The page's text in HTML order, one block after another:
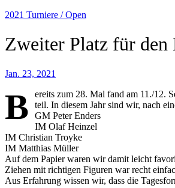
2021 Turniere / Open
Zweiter Platz für
Jan. 23, 2021
B
ereits zum 28. Mal fand am 11./12.
teil. In diesem Jahr sind wir, nach
GM Peter Enders
IM Olaf Heinzel
IM Christian Troyke
IM Matthias Müller
Auf dem Papier waren wir damit leicht
Ziehen mit richtigen Figuren war recht
Aus Erfahrung wissen wir, dass die